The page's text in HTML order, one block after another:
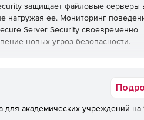
защищает файловые серверы
нагружая ее. Мониторинг
Server Security своевременно
новых угроз безопасности.
через web-браузер, блокирование
для академических учреждений на